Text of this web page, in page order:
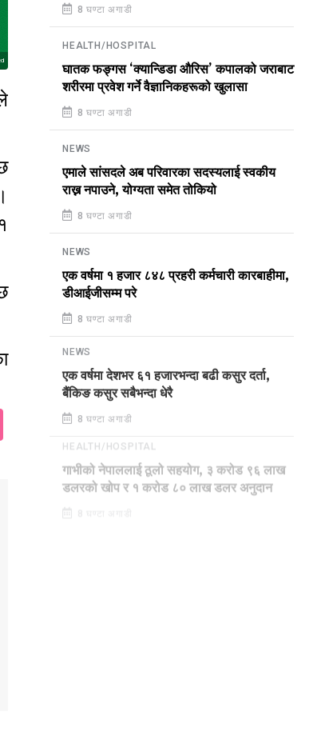
8 घण्टा अगाडी
HEALTH/HOSPITAL
घातक फङ्गस ‘क्यान्डिडा औरिस’ कपालको जराबाट
शरीरमा प्रवेश गर्ने वैज्ञानिकहरूको खुलासा
8 घण्टा अगाडी
NEWS
एमाले सांसदले अब परिवारका सदस्यलाई स्वकीय
राख्न नपाउने, योग्यता समेत तोकियो
8 घण्टा अगाडी
NEWS
एक वर्षमा १ हजार ८४८ प्रहरी कर्मचारी कारबाहीमा,
डीआईजीसम्म परे
8 घण्टा अगाडी
NEWS
एक वर्षमा देशभर ६१ हजारभन्दा बढी कसुर दर्ता,
बैंकिङ कसुर सबैभन्दा धेरै
8 घण्टा अगाडी
गाभीको नेपाललाई ठूलो सहयोग, ३ करोड ९६ लाख
डलरको खोप र १ करोड ८० लाख डलर अनुदान